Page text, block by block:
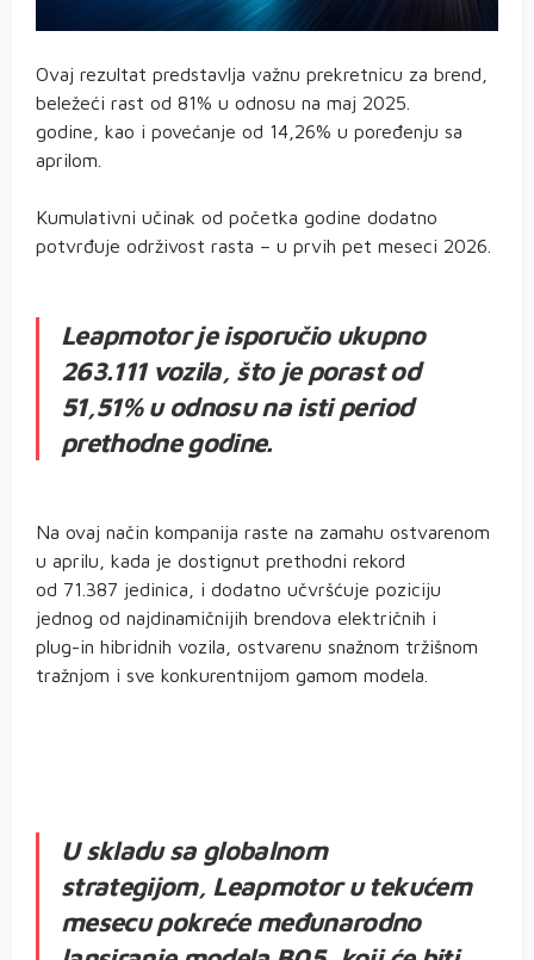
Ovaj rezultat predstavlja važnu prekretnicu za brend,
beležeći rast od 81% u odnosu na maj 2025.
godine, kao i povećanje od 14,26% u poređenju sa
aprilom.
Kumulativni učinak od početka godine dodatno
potvrđuje održivost rasta – u prvih pet meseci 2026.
Leapmotor je isporučio ukupno
263.111 vozila, što je porast od
51,51% u odnosu na isti period
prethodne godine.
Na ovaj način kompanija raste na zamahu ostvarenom
u aprilu, kada je dostignut prethodni rekord
od 71.387 jedinica, i dodatno učvršćuje poziciju
jednog od najdinamičnijih brendova električnih i
plug-in hibridnih vozila, ostvarenu snažnom tržišnom
tražnjom i sve konkurentnijom gamom modela.
U skladu sa globalnom
strategijom, Leapmotor u tekućem
mesecu pokreće međunarodno